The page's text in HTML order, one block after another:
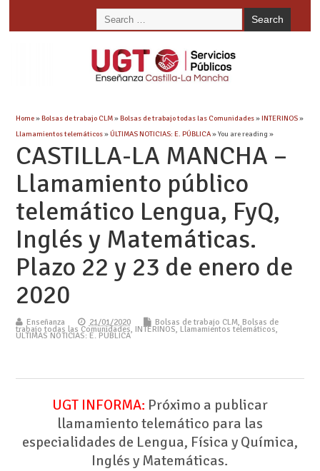
Home»Bolsas de trabajo CLM»Bolsas de trabajo todas las Comunidades»INTERINOS»
Llamamientos telemáticos»ÚLTIMAS NOTICIAS: E. PÚBLICA» You are reading »
CASTILLA-LA MANCHA –
Llamamiento público
telemático Lengua, FyQ,
Inglés y Matemáticas.
Plazo 22 y 23 de enero de
2020
Enseñanza 21/01/2020 Bolsas de trabajo CLM, Bolsas de
trabajo todas las Comunidades, INTERINOS, Llamamientos telemáticos,
ÚLTIMAS NOTICIAS: E. PÚBLICA
UGT INFORMA: Próximo a publicar
llamamiento telemático para las
especialidades de Lengua, Física y Química,
Inglés y Matemáticas.